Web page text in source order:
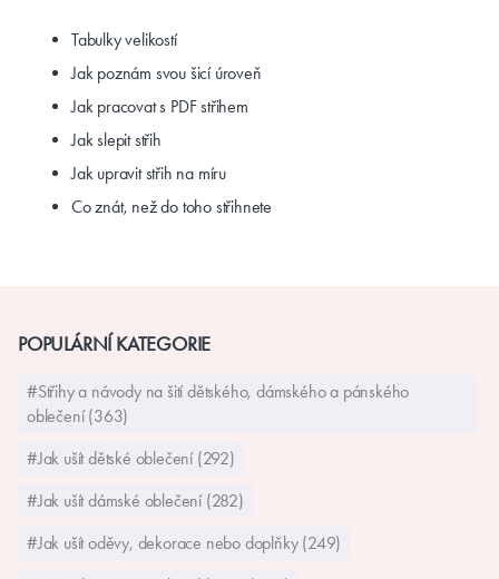
Tabulky velikostí
Jak poznám svou šicí úroveň
Jak pracovat s PDF střihem
Jak slepit střih
Jak upravit střih na míru
Co znát, než do toho střihnete
POPULÁRNÍ KATEGORIE
#Střihy a návody na šití dětského, dámského a pánského
oblečení (363)
#Jak ušít dětské oblečení (292)
#Jak ušít dámské oblečení (282)
#Jak ušít oděvy, dekorace nebo doplňky (249)